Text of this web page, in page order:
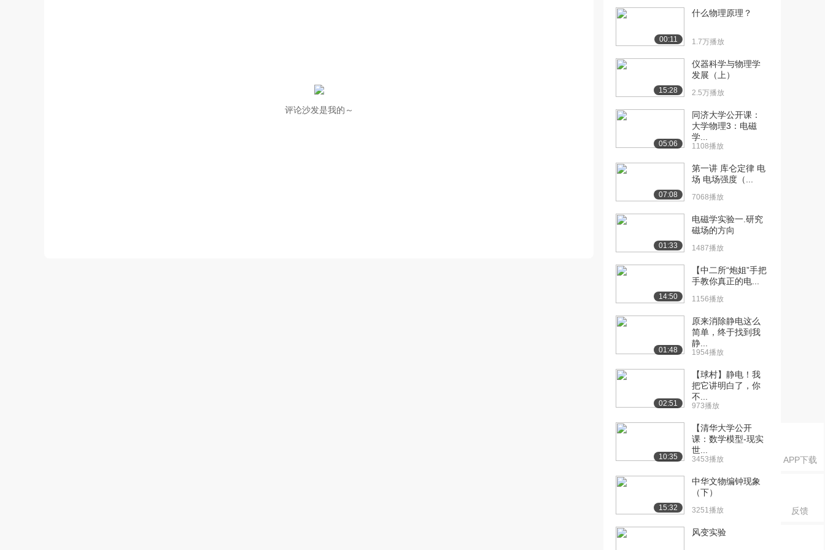
APP下载
反馈
评论沙发是我的～
[10] 北京理工大学公开
课：电场强度
1.3万播放
[11] 北京理工大学公开
13:35
[12] 北京理工大学公开
课：点电荷系的场强
08:20
[13] 北京理工大学公开
课：连续带电体系的...
09:33
[14] 北京理工大学公开
课：连续带电体系的...
13:12
[15] 北京理工大学公开
课：连续带电体系的...
05:07
[16] 北京理工大学公开
课：连续带电体系的...
12:08
课：连续带电体系的...
课：连续带电体系的...
[19] 北京理工大学公开
课：电场线
7253播放
[20] 北京理工大学公开
课：电场强度通量
8017播放
00:11
什么物理原理？
1.7万播放
15:28
仪器科学与物理学
发展（上）
2.5万播放
05:06
同济大学公开课：
大学物理3：电磁
学...
1108播放
07:08
第一讲 库仑定律 电
场 电场强度（...
7068播放
01:33
电磁学实验一.研究
磁场的方向
1487播放
14:50
【中二所“炮姐”手把
手教你真正的电...
1156播放
01:48
原来消除静电这么
简单，终于找到我
静...
1954播放
02:51
【球村】静电！我
把它讲明白了，你
不...
973播放
10:35
【清华大学公开
课：数学模型-现实
世...
3453播放
15:32
中华文物编钟现象
（下）
3251播放
风变实验